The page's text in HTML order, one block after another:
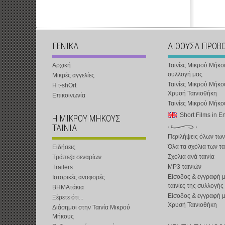
ΓΕΝΙΚΑ
Αρχική
Μικρές αγγελίες
Η t-shOrt
Επικοινωνία
Η ΜΙΚΡΟΥ ΜΗΚΟΥΣ
ΤΑΙΝΙΑ
Ειδήσεις
Τράπεζα σεναρίων
Trailers
Ιστορικές αναφορές
ΒΗΜΑτάκια
Ξέρετε ότι...
Διάσημοι στην Ταινία Μικρού
Μήκους
ΑΙΘΟΥΣΑ
Ταινίες Μικρού
συλλογή μας
Ταινίες Μικρού
Χρυσή Ταινιοθήκη
Ταινίες Μικρού
Short Films in
Περιλήψεις όλων των
Όλα τα σχόλια των
Σχόλια ανά ταινία
MP3 ταινιών
Είσοδος & εγγραφή
ταινίες της
Είσοδος & εγγραφή
Χρυσή Ταινιοθήκη